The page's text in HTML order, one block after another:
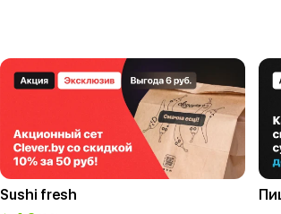
Sushi fresh